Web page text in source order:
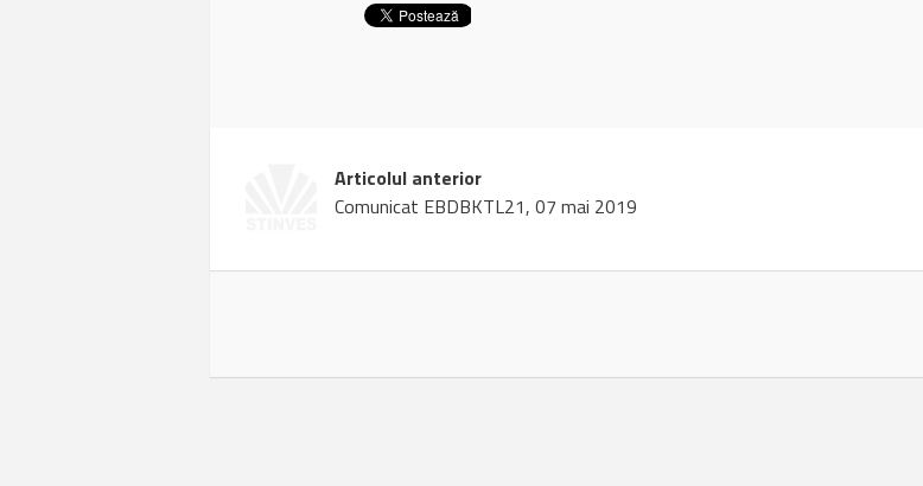
Articolul anterior
Comunicat EBDBKTL21, 07 mai 2019